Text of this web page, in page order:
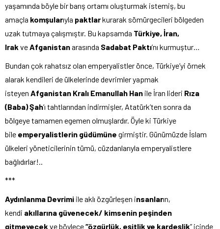
yaşamında böyle bir barış ortamı oluşturmak istemiş, bu
amaçla komşularıyla paktlarkurarak sömürgecileri bölgeden
uzak tutmaya çalışmıştır. Bu kapsamda Türkiye, İran,
Irak ve Afganistanarasında Sadabat Paktı’nı kurmuştur…
Bundan çok rahatsız olan emperyalistler önce, Türkiye’yi örnek
alarak kendileri de ülkelerinde devrimler yapmak
isteyen Afganistan Kralı Emanullah Han ile İran lideri Rıza
(Baba) Şah’ı tahtlarından indirmişler, Atatürk’ten sonra da
bölgeye tamamen egemen olmuşlardır. Öyle ki Türkiye
bile emperyalistlerin güdümüne girmiştir. Günümüzde İslam
ülkeleri yöneticilerinin tümü, cüzdanlarıyla emperyalistlere
bağlıdırlar!..
***
Aydınlanma Devrimi ile aklı özgürleşen insanların,
kendi akıllarına güvenecek/ kimsenin peşinden
gitmeyecek ve böylece“özgürlük, eşitlik ve kardeşlik” içinde